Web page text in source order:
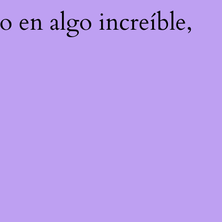
en algo increíble,